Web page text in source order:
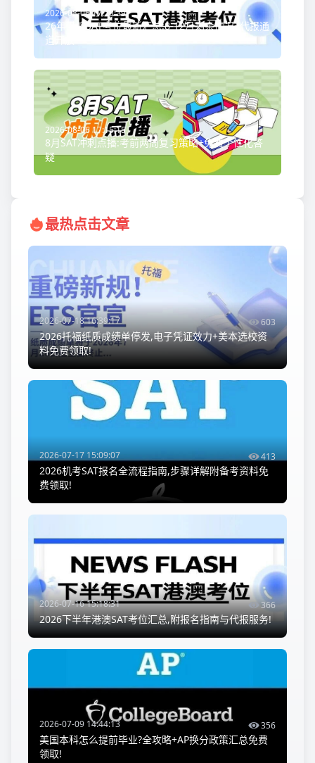
2026-08-06 17:23:39
26年港澳SAT考位最新汇总:8-12月剩余情况+代报通
道开放
2026-08-06 17:15:15
8月SAT冲刺点播:考前两周复习策略+免费个性化答
疑
最热点击文章
2026-07-18 16:39:17 603
2026托福纸质成绩单停发,电子凭证效力+美本选校资
料免费领取!
2026-07-17 15:09:07 413
2026机考SAT报名全流程指南,步骤详解附备考资料免
费领取!
2026-07-16 15:18:31 366
2026下半年港澳SAT考位汇总,附报名指南与代报服务!
2026-07-09 14:44:13 356
美国本科怎么提前毕业?全攻略+AP换分政策汇总免费
领取!